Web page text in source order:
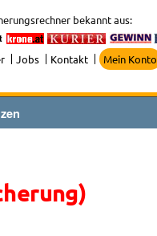
bekannt aus:
Jobs Kontakt Mein Konto